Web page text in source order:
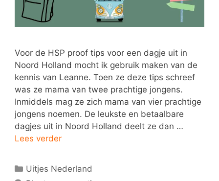
Voor de HSP proof tips voor een dagje uit in
Noord Holland mocht ik gebruik maken van de
kennis van Leanne. Toen ze deze tips schreef
was ze mama van twee prachtige jongens.
Inmiddels mag ze zich mama van vier prachtige
jongens noemen. De leukste en betaalbare
dagjes uit in Noord Holland deelt ze dan …
Lees verder
Categorieën
Uitjes Nederland